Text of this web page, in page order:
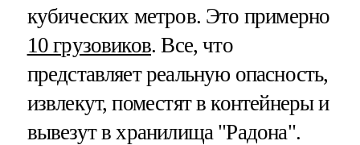
кубических метров. Это примерно
10 грузовиков. Все, что
представляет реальную опасность,
извлекут, поместят в контейнеры и
вывезут в хранилища "Радона".